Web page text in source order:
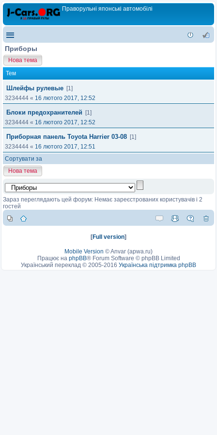
Праворульні японські автомобілі
Приборы
Нова тема
Тем
Шлейфы рулевые [1]
3234444 « 16 лютого 2017, 12:52
Блоки предохранителей
[1]
3234444 « 16 лютого 2017, 12:52
Приборная панель Toyota Harrier 03-08 [1]
3234444 « 16 лютого 2017, 12:51
Сортувати за
Нова тема
Зараз переглядають цей форум: Немає зареєстрованих користувачів і 2
гостей
[Full version]
Mobile Version ©Anvar (apwa.ru)
Працює на phpBB® Forum Software © phpBB Limited
Український переклад © 2005-2016 Українська підтримка phpBB